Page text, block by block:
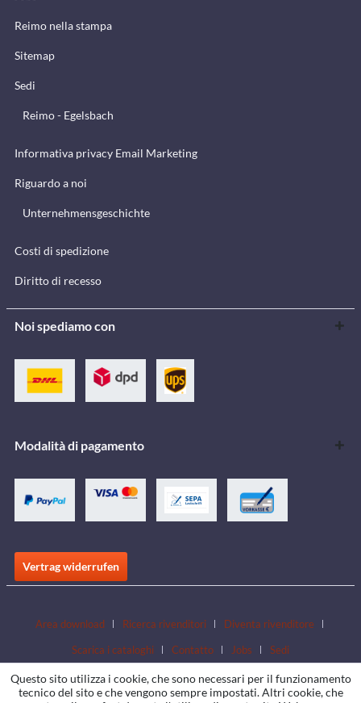
Reimo nella stampa
Sitemap
Sedi
Reimo - Egelsbach
Informativa privacy Email Marketing
Riguardo a noi
Unternehmensgeschichte
Costi di spedizione
Diritto di recesso
Noi spediamo con
Modalità di pagamento
Vertrag widerrufen
Area download Ricerca rivenditori
Diventa rivenditore
Scarica i cataloghi
Contatto Jobs Sedi
Questo sito utilizza i cookie, che sono necessari per il funzionamento
tecnico del sito e che vengono sempre impostati. Altri cookie, che